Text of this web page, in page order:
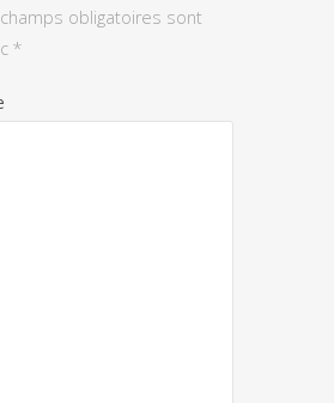
obligatoires sont
*